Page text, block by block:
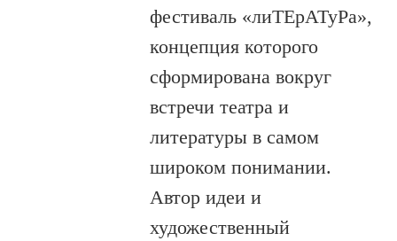
фестиваль «лиТЕрАТуРа»,
концепция которого
сформирована вокруг
встречи театра и
литературы в самом
широком понимании.
Автор идеи и
художественный